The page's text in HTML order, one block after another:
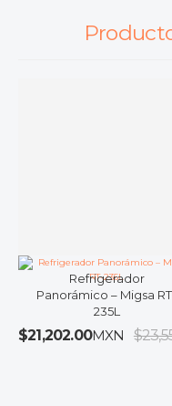
Refrigerador
Panorámico – Migsa
235L
$21,202.00MXN $